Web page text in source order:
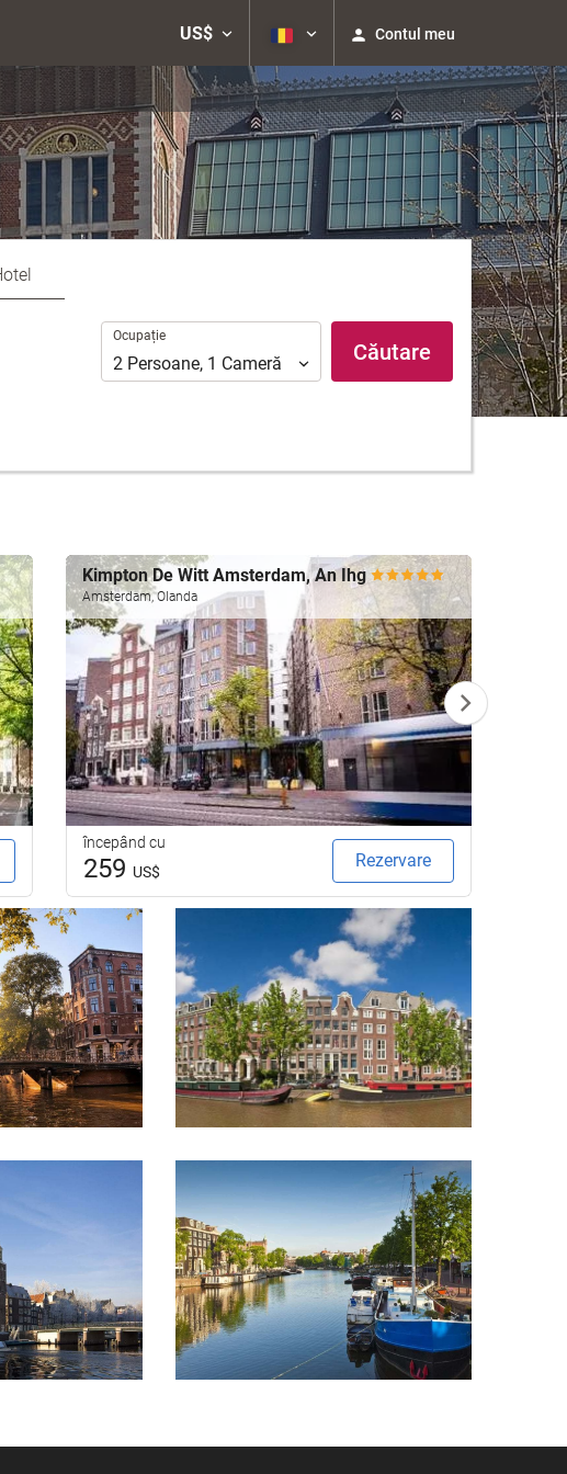
US$ Contul meu
Ocupație
Ocupație
2 Persoane, 1 Cameră Căutare
Kimpton De Witt Amsterdam, An Ihg
Amsterdam, Olanda
începând cu
259 US$
Rezervare